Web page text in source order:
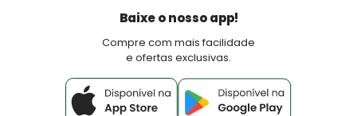
Política de PagamentoBaixe o nosso app!
Compre com mais facilidade
e ofertas exclusivas.